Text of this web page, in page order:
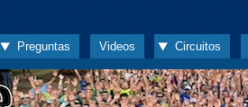
Preguntas Videos Circuitos